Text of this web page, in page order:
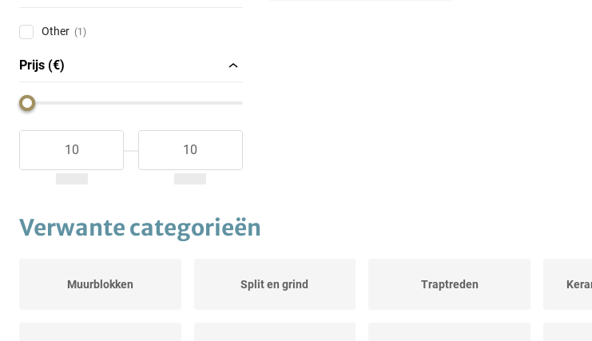
Other (1)
Prijs (€)
Verwante categorieën
Muurblokken Split en grind Traptreden